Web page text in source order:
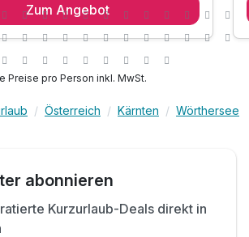
Frühstück
Plus Card*
Sonnenschirme
mit Gegenstromanlage
mit Handtüchern
gegen Gebühr*
Zum Angebot
Preise pro Person inkl. MwSt.
Österreich Kärnten
Wörthersee
abonnieren
Kurzurlaub-Deals direkt in